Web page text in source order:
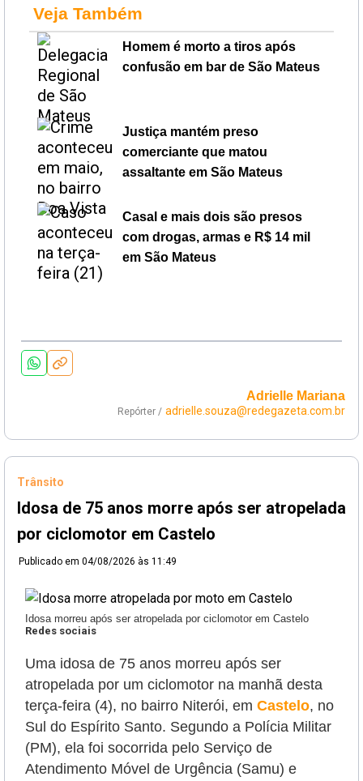
Veja Também
Homem é morto a tiros após
confusão em bar de São Mateus
Justiça mantém preso
comerciante que matou
assaltante em São Mateus
Casal e mais dois são presos
com drogas, armas e R$ 14 mil
em São Mateus
Adrielle Mariana
Repórter / adrielle.souza@redegazeta.com.br
Trânsito
Idosa de 75 anos morre após ser atropelada
por ciclomotor em Castelo
Publicado em 04/08/2026 às 11:49
Idosa morreu após ser atropelada por ciclomotor em Castelo
Redes sociais
Uma idosa de 75 anos morreu após ser
atropelada por um ciclomotor na manhã desta
terça-feira (4), no bairro Niterói, em Castelo, no
Sul do Espírito Santo. Segundo a Polícia Militar
(PM), ela foi socorrida pelo Serviço de
Atendimento Móvel de Urgência (Samu) e